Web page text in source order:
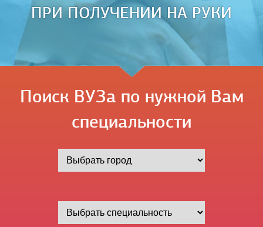
ПРИ ПОЛУЧЕНИИ НА РУКИ
Поиск ВУЗа по нужной Вам
специальности